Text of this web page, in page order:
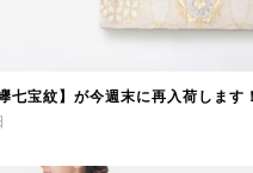
七宝紋】が今週末に再入荷します！